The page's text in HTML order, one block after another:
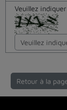
Veuillez
Retour à la